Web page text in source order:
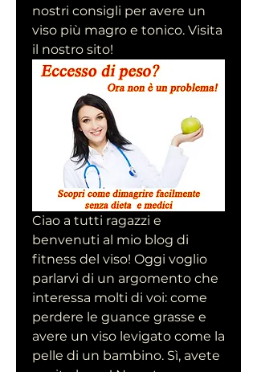
nostri consigli per avere un
viso più magro e tonico. Visita
il nostro sito!
Ciao a tutti ragazzi e
benvenuti al mio blog di
fitness del viso! Oggi voglio
parlarvi di un argomento che
interessa molti di voi: come
perdere le guance grasse e
avere un viso levigato come la
pelle di un bambino. Sì, avete